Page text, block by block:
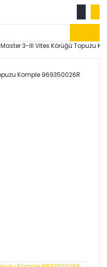
Master 3-III Vites Körüğü Topuzu